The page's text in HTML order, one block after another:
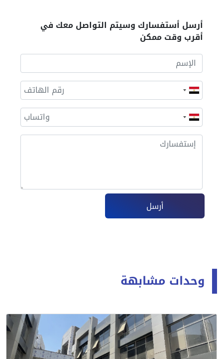
أرسل أستفسارك وسيتم التواصل معك في
أقرب وقت ممكن
أرسل
وحدات مشابهة